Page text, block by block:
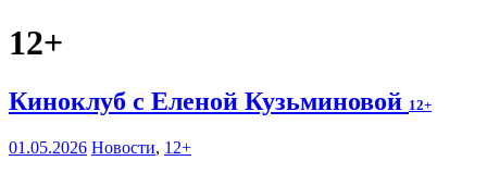
12+
Киноклуб с Еленой Кузьминовой 12+
01.05.2026 Новости, 12+